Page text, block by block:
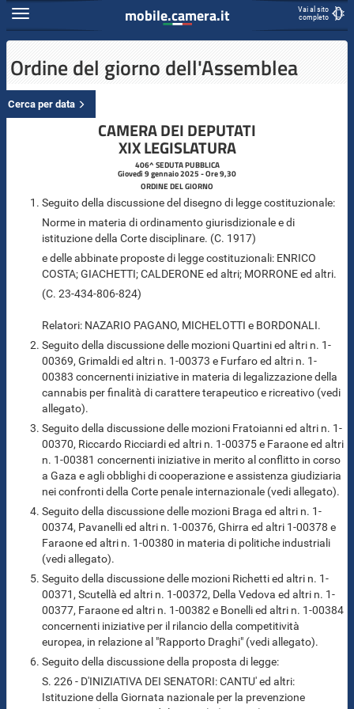
Salta
contenuto
principale
mobile.camera.it
mobile.camera.it
Vai al sito
completo
Espandi
Contenuto
Ordine del giorno dell'Assemblea
Cerca per data
CAMERA DEI DEPUTATI
XIX LEGISLATURA
406^ SEDUTA PUBBLICA
Giovedì 9 gennaio 2025 - Ore 9,30
ORDINE DEL GIORNO
Seguito della discussione del disegno di legge costituzionale:
Norme in materia di ordinamento giurisdizionale e di
istituzione della Corte disciplinare. (C. 1917​)
e delle abbinate proposte di legge costituzionali: ENRICO
COSTA; GIACHETTI; CALDERONE ed altri; MORRONE ed altri.
(C. 23​-434​-806​-824​)
Relatori: NAZARIO PAGANO, MICHELOTTI e BORDONALI.
Seguito della discussione delle mozioni Quartini ed altri n. 1-
00369, Grimaldi ed altri n. 1-00373 e Furfaro ed altri n. 1-
00383 concernenti iniziative in materia di legalizzazione della
cannabis per finalità di carattere terapeutico e ricreativo (vedi
allegato).
Seguito della discussione delle mozioni Fratoianni ed altri n. 1-
00370, Riccardo Ricciardi ed altri n. 1-00375 e Faraone ed altri
n. 1-00381 concernenti iniziative in merito al conflitto in corso
a Gaza e agli obblighi di cooperazione e assistenza giudiziaria
nei confronti della Corte penale internazionale (vedi allegato).
Seguito della discussione delle mozioni Braga ed altri n. 1-
00374, Pavanelli ed altri n. 1-00376, Ghirra ed altri 1-00378 e
Faraone ed altri n. 1-00380 in materia di politiche industriali
(vedi allegato).
Seguito della discussione delle mozioni Richetti ed altri n. 1-
00371, Scutellà ed altri n. 1-00372, Della Vedova ed altri n. 1-
00377, Faraone ed altri n. 1-00382 e Bonelli ed altri n. 1-00384
concernenti iniziative per il rilancio della competitività
europea, in relazione al "Rapporto Draghi" (vedi allegato).
Seguito della discussione della proposta di legge:
S. 226 - D'INIZIATIVA DEI SENATORI: CANTU' ed altri:
Istituzione della Giornata nazionale per la prevenzione